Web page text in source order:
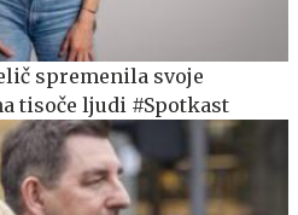
spremenila svoje
tisoče ljudi #Spotkast